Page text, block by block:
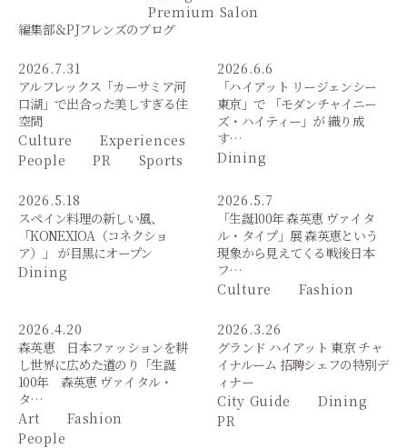
Premium Salon
編集部＆PJフレンズのブログ
2026.7.31
アルフレックス「カーサミア河
口湖」で出合った美しすぎる住
空間
Culture
Experiences
People
PR Sports
2026.6.6
「ハイアット リージェンシー
東京」で 「モダンチャイニー
ズ・ハイティー」が 織り成
す…
Dining
2026.5.18
スペイン料理の新しい風、
「KONEXIOA（コネクショ
ア）」 が目黒にオープン
Dining
2026.5.7
「生誕100年 森英恵 ヴァイタ
ル・タイプ」展 森英恵という
現象から見えてくる戦後日本
フ…
Culture
Fashion
2026.4.20
森英恵 日本ファッションを耕
し世界に広めた道のり「生誕
100年 森英恵 ヴァイタル・
タ…
Art
Fashion
People
2026.3.26
グランド ハイアット 東京 チャ
イナルーム 招聘シェフの特別デ
ィナー
City Guide
Dining
PR